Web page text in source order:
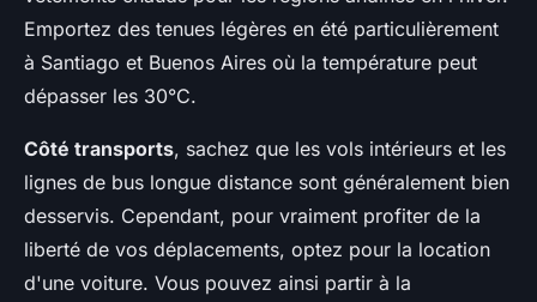
Emportez des tenues légères en été particulièrement
à Santiago et Buenos Aires où la température peut
dépasser les 30°C.
Côté transports, sachez que les vols intérieurs et les
lignes de bus longue distance sont généralement bien
desservis. Cependant, pour vraiment profiter de la
liberté de vos déplacements, optez pour la location
d'une voiture. Vous pouvez ainsi partir à la